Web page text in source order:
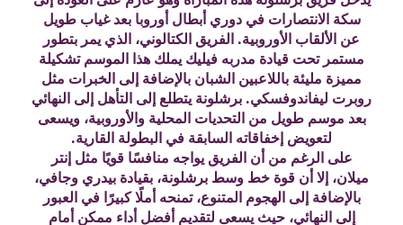
سكة الانتصارات في دوري أبطال أوروبا بعد غياب طويل
عن الألقاب الأوروبية. الفريق الكتالوني، الذي يمر بتطور
مستمر تحت قيادة مدربه فيليك يملك هذا الموسم تشكيلة
مميزة مليئة باللاعبين الشبان بالإضافة إلى الخبرات مثل
روبرت ليفاندوفسكي. برشلونة يتطلع إلى التأهل إلى النهائي
بعد موسم طويل من التحديات المحلية والأوروبية، ويسعى
لتعويض إخفاقاته السابقة في البطولة القارية.
على الرغم من أن الفريق يواجه منافسًا قويًا مثل إنتر
ميلان، إلا أن قوة خط وسط برشلونة، بقيادة بيدري وجافي،
بالإضافة إلى الهجوم المتنوع، تمنحه أملًا كبيرًا في العبور
إلى النهائي، حيث يسعى لتقديم أفضل أداء ممكن أمام